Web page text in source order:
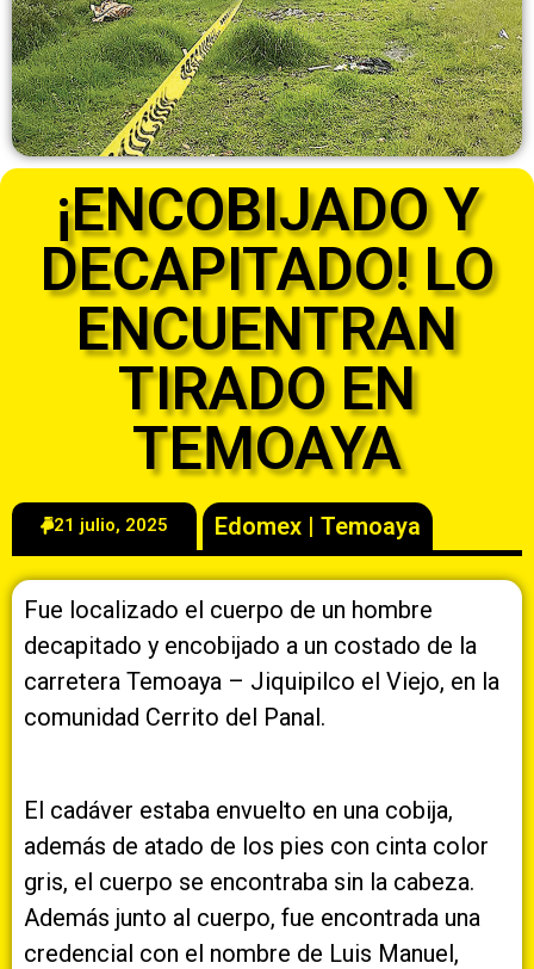
¡ENCOBIJADO Y
DECAPITADO! LO
ENCUENTRAN
TIRADO EN
TEMOAYA
21 julio, 2025 Edomex | Temoaya
Fue localizado el cuerpo de un hombre
decapitado y encobijado a un costado de la
carretera Temoaya – Jiquipilco el Viejo, en la
comunidad Cerrito del Panal.
El cadáver estaba envuelto en una cobija,
además de atado de los pies con cinta color
gris, el cuerpo se encontraba sin la cabeza.
Además junto al cuerpo, fue encontrada una
credencial con el nombre de Luis Manuel,